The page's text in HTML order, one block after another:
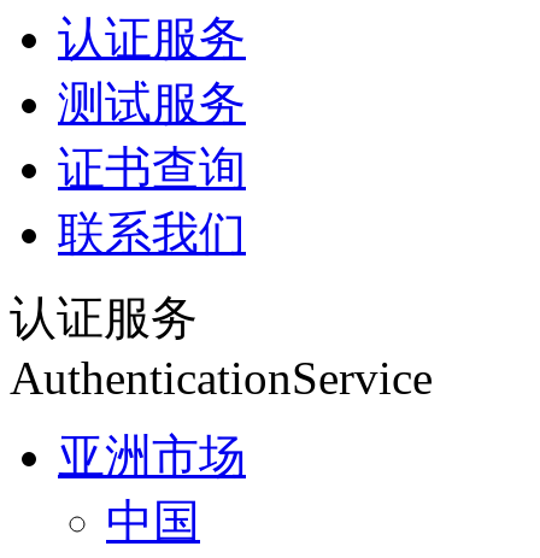
认证服务
测试服务
证书查询
联系我们
认证服务
AuthenticationService
亚洲市场
中国